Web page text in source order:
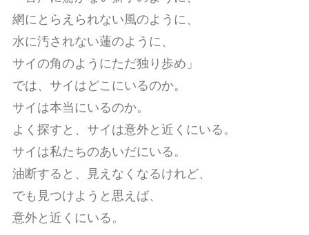
網にとらえられない風のように、
水に汚されない蓮のように、
サイの角のようにただ独り歩め」
では、サイはどこにいるのか。
サイは本当にいるのか。
よく探すと、サイは意外と近くにいる。
サイは私たちのあいだにいる。
油断すると、見えなくなるけれど、
でも見つけようと思えば、
意外と近くにいる。